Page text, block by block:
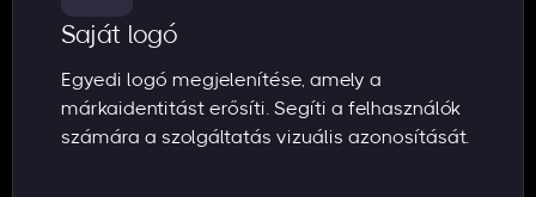
Saját logó
Egyedi logó megjelenítése, amely a
márkaidentitást erősíti. Segíti a felhasználók
számára a szolgáltatás vizuális azonosítását.